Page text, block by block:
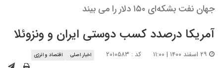
جهان نفت بشکه‌ای ۱۵۰ دلار را می بیند
آمریکا درصدد کسب دوستی ایران و ونزوئلا
کد : ۲۰۱۰۵۸۳ اخبار اصلی اقتصاد و انرژی